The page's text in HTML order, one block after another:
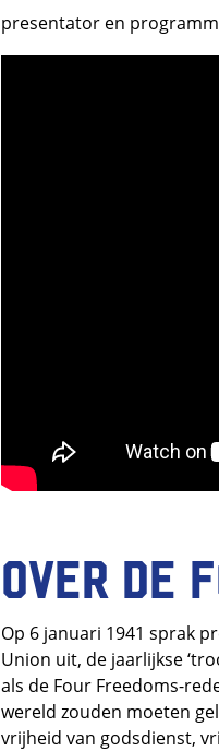
presentator en
Over de
Op 6 januari 1941 sprak
Union uit, de jaarlijkse
als de Four Freedoms-
wereld zouden moeten
vrijheid van godsdienst,